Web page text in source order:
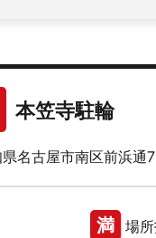
本笠寺駐輪
名古屋市南区前浜通
満 場